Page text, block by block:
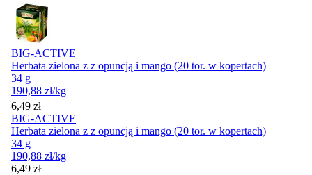
BIG-ACTIVE
Herbata zielona z z opuncją i mango (20 tor. w kopertach)
34 g
190,88 zł/kg
Cena
6,49 zł
BIG-ACTIVE
Herbata zielona z z opuncją i mango (20 tor. w kopertach)
34 g
190,88 zł/kg
Cena
6,49 zł